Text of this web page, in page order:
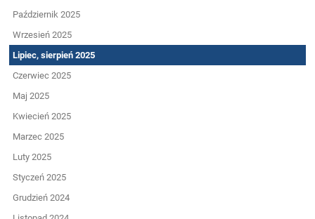
Październik 2025
Wrzesień 2025
Lipiec, sierpień 2025
Czerwiec 2025
Maj 2025
Kwiecień 2025
Marzec 2025
Luty 2025
Styczeń 2025
Grudzień 2024